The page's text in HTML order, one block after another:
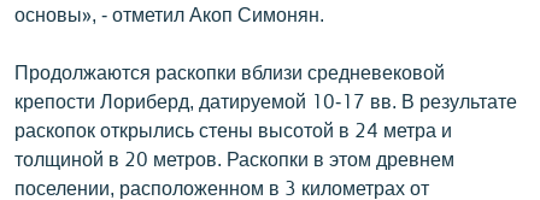
основы», - отметил Акоп Симонян.
Продолжаются раскопки вблизи средневековой
крепости Лориберд, датируемой 10-17 вв. В результате
раскопок открылись стены высотой в 24 метра и
толщиной в 20 метров. Раскопки в этом древнем
поселении, расположенном в 3 километрах от